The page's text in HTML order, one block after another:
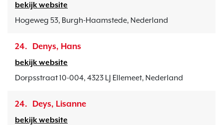
bekijk website
Hogeweg 53, Burgh-Haamstede, Nederland
24. Denys, Hans
bekijk website
Dorpsstraat 10-004, 4323 LJ Ellemeet, Nederland
24. Deys, Lisanne
bekijk website